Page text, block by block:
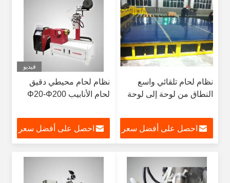
نظام لحام تلقائي واسع
النطاق من لوحة إلى لوحة
احصل على أفضل سعر
فيديو
نظام لحام محيطي دقيق
لحام الأنابيب Φ20-Φ200
احصل على أفضل سعر